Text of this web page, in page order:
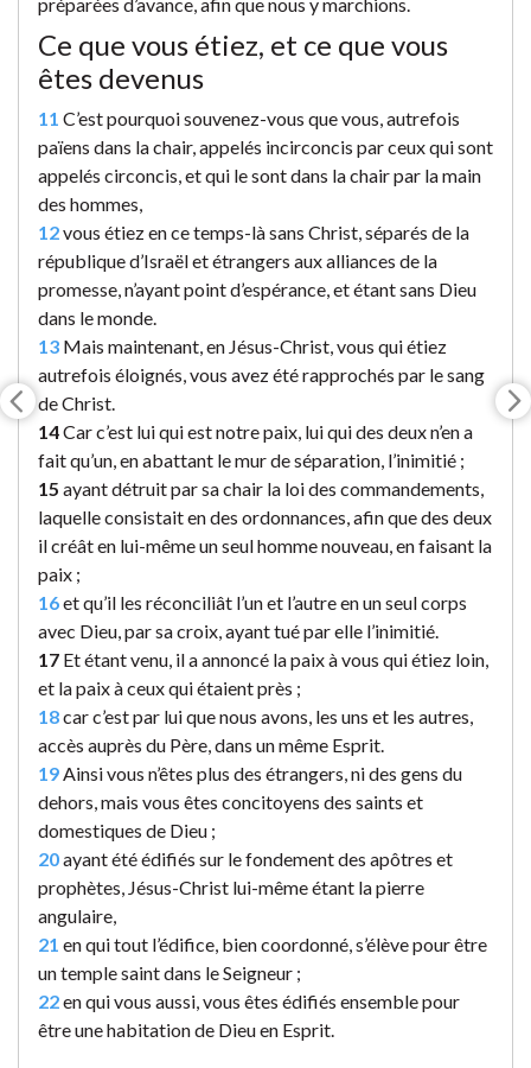
Ce que vous étiez, et ce que vous
êtes devenus
11 C’est pourquoi souvenez-vous que vous, autrefois
païens dans la chair, appelés incirconcis par ceux qui sont
appelés circoncis, et qui le sont dans la chair par la main
des hommes,
12vous étiez en ce temps-là sans Christ, séparés de la
république d’Israël et étrangers aux alliances de la
promesse, n’ayant point d’espérance, et étant sans Dieu
dans le monde.
13 Mais maintenant, en Jésus-Christ, vous qui étiez
autrefois éloignés, vous avez été rapprochés par le sang
de Christ.
14Car c’est lui qui est notre paix, lui qui des deux n’en a
fait qu’un, en abattant le mur de séparation, l’inimitié ;
15 ayant détruit par sa chair la loi des commandements,
laquelle consistait en des ordonnances, afin que des deux
il créât en lui-même un seul homme nouveau, en faisant la
paix ;
16et qu’il les réconciliât l’un et l’autre en un seul corps
avec Dieu, par sa croix, ayant tué par elle l’inimitié.
17 Et étant venu, il a annoncé la paix à vous qui étiez loin,
et la paix à ceux qui étaient près ;
18car c’est par lui que nous avons, les uns et les autres,
accès auprès du Père, dans un même Esprit.
19 Ainsi vous n’êtes plus des étrangers, ni des gens du
dehors, mais vous êtes concitoyens des saints et
domestiques de Dieu ;
20ayant été édifiés sur le fondement des apôtres et
prophètes, Jésus-Christ lui-même étant la pierre
angulaire,
21 en qui tout l’édifice, bien coordonné, s’élève pour être
un temple saint dans le Seigneur ;
22en qui vous aussi, vous êtes édifiés ensemble pour
être une habitation de Dieu en Esprit.